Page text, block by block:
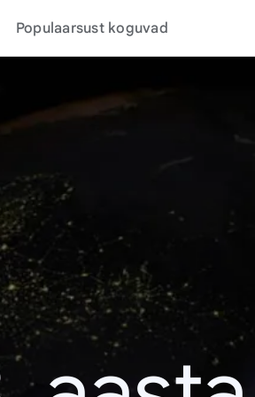
Populaarsust koguvad